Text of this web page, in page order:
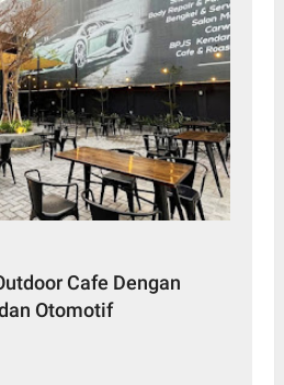
Cafe Dengan
Otomotif